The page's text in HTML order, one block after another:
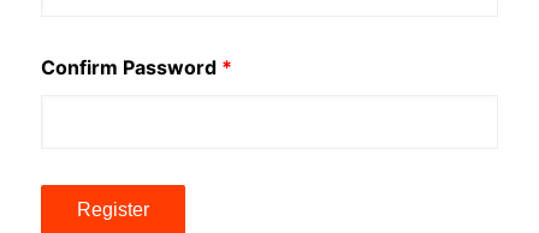
Confirm Password *